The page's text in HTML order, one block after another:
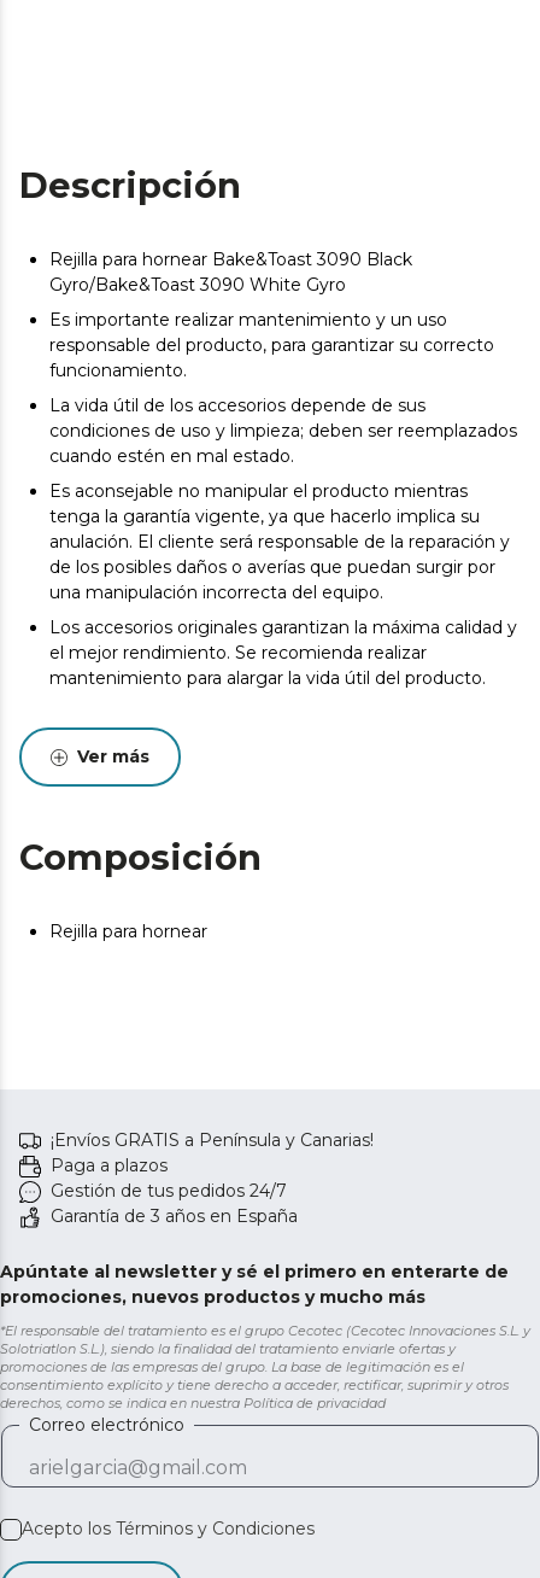
Descripción
Rejilla para hornear Bake&Toast 3090 Black
Gyro/Bake&Toast 3090 White Gyro
Es importante realizar mantenimiento y un uso
responsable del producto, para garantizar su correcto
funcionamiento.
La vida útil de los accesorios depende de sus
condiciones de uso y limpieza; deben ser reemplazados
cuando estén en mal estado.
Es aconsejable no manipular el producto mientras
tenga la garantía vigente, ya que hacerlo implica su
anulación. El cliente será responsable de la reparación y
de los posibles daños o averías que puedan surgir por
una manipulación incorrecta del equipo.
Los accesorios originales garantizan la máxima calidad y
el mejor rendimiento. Se recomienda realizar
mantenimiento para alargar la vida útil del producto.
Ver más
Composición
Rejilla para hornear
¡Envíos GRATIS a Península y Canarias!
Paga a plazos
Gestión de tus pedidos 24/7
Garantía de 3 años en España
Apúntate al newsletter y sé el primero en enterarte de
promociones, nuevos productos y mucho más
*El responsable del tratamiento es el grupo Cecotec (Cecotec Innovaciones S.L. y
Solotriatlon S.L.), siendo la finalidad del tratamiento enviarle ofertas y
promociones de las empresas del grupo. La base de legitimación es el
consentimiento explícito y tiene derecho a acceder, rectificar, suprimir y otros
derechos, como se indica en nuestra Política de privacidad
Correo electrónico
Acepto los Términos y Condiciones